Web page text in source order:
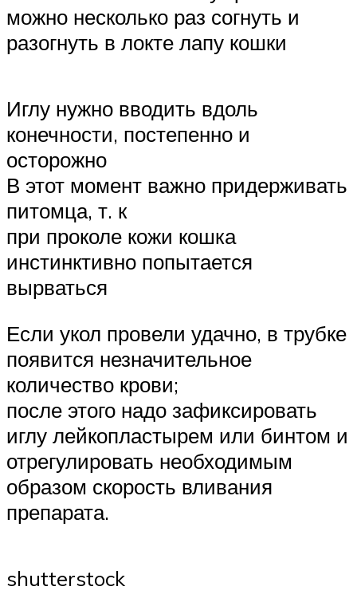
можно несколько раз согнуть и
разогнуть в локте лапу кошки
Иглу нужно вводить вдоль
конечности, постепенно и
осторожно
В этот момент важно придерживать
питомца, т. к
при проколе кожи кошка
инстинктивно попытается
вырваться
Если укол провели удачно, в трубке
появится незначительное
количество крови;
после этого надо зафиксировать
иглу лейкопластырем или бинтом и
отрегулировать необходимым
образом скорость вливания
препарата.
shutterstock